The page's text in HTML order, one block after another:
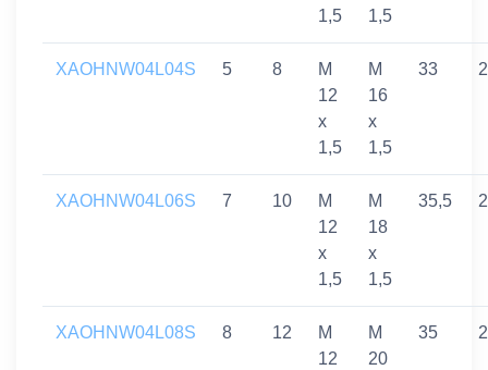
1,5
1,5
XAOHNW04L04S 5 8
M
12
x
1,5
M
16
x
1,5
33
XAOHNW04L06S 7 10
M
12
x
1,5
M
18
x
1,5
35,5
XAOHNW04L08S 8 12
M
12
M
20
35